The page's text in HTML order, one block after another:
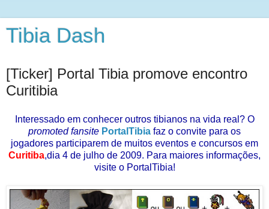
Tibia Dash
[Ticker] Portal Tibia promove encontro
Curitibia
Interessado em conhecer outros tibianos na vida real? O
promoted fansite PortalTibia faz o convite para os
jogadores participarem de muitos eventos e concursos em
Curitiba,dia 4 de julho de 2009. Para maiores informações,
visite o PortalTibia!